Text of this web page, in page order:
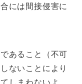
には間接侵害に
あること（不可
ないことにより
しまわないよ